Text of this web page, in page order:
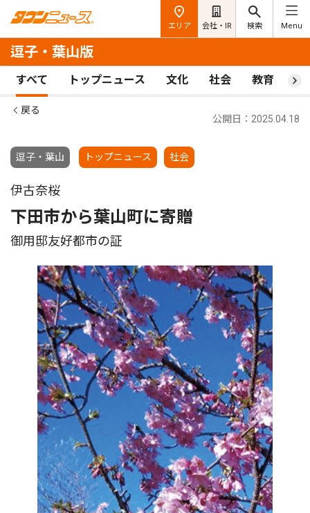
エリア 会社・IR 検索 Menu
逗子・葉山版
すべて トップニュース 文化 社会 教育 ス
戻る
逗子・葉山 トップニュース 社会
公開日：2025.04.18
伊古奈桜
下田市から葉山町に寄贈
御用邸友好都市の証